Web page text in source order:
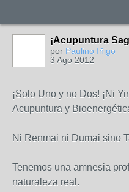
¡Acupuntura
por Paulino Iñigo
3 Ago 2012
¡Solo Uno y no Dos! ¡Ni
Acupuntura y
Ni Renmai ni Dumai sino
Tenemos una amnesia
naturaleza real.